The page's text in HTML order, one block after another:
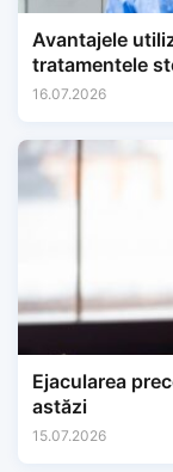
Avantajele
tratamentele
16.07.2026
Ejacularea
astăzi
15.07.2026